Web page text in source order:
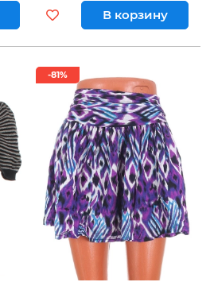
В корзину
-81%